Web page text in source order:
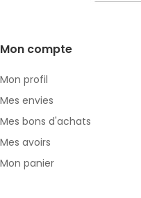
Mon compte
Mon profil
Mes envies
Mes bons d'achats
Mes avoirs
Mon panier